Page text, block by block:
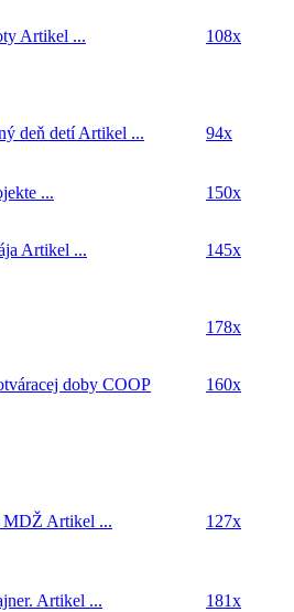
Artikel ... 108x
deň detíArtikel ... 94x
... 150x
Artikel ... 145x
178x
doby COOP
160x
MDŽ Artikel ... 127x
Artikel ... 181x